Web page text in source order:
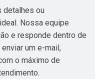
detalhes ou
Nossa equipe
e responde dentro de
um e-mail,
o máximo de